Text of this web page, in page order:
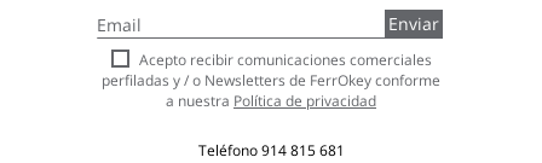
a
nuestro
boletín
de
Enviar
Acepto recibir comunicaciones comerciales
perfiladas y / o Newsletters de FerrOkey conforme
a nuestra Política de privacidad
Teléfono914 815 681